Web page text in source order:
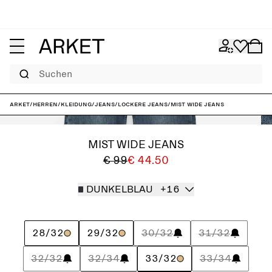
Suchen
ARKET/Herren/Kleidung/Jeans/Lockere Jeans/MIST Wide Jeans
MIST WIDE JEANS
€ 99€ 44.50
DUNKELBLAU +16
28/32 29/32 30/32 31/32
32/32 32/34 33/32 33/34